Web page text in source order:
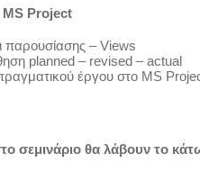
MS Project
παρουσίασης – Views
planned – revised – actual
έργου στο MS
σεμινάριο θα λάβουν το